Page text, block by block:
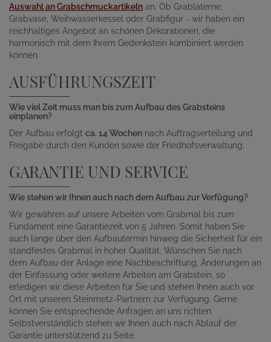
Auswahl an Grabschmuckartikeln an. Ob Grablaterne,
Grabvase, Weihwasserkessel oder Grabfigur - wir haben ein
reichhaltiges Angebot an schönen Dekorationen, die
harmonisch mit dem Ihrem Gedenkstein kombiniert werden
können.
AUSFÜHRUNGSZEIT
Wie viel Zeit muss man bis zum Aufbau des Grabsteins
einplanen?
Der Aufbau erfolgt ca. 14 Wochen nach Auftragserteilung und
Freigabe durch den Kunden sowie der Friedhofsverwaltung.
GARANTIE UND SERVICE
Wie stehen wir Ihnen auch nach dem Aufbau zur Verfügung?
Wir gewähren auf unsere Arbeiten vom Grabmal bis zum
Fundament eine Garantiezeit von 5 Jahren. Somit haben Sie
auch lange über den Aufbautermin hinweg die Sicherheit für ein
standfestes Grabmal in hoher Qualität. Wünschen Sie nach
dem Aufbau der Anlage eine Nachbeschriftung, Änderungen an
der Einfassung oder weitere Arbeiten am Grabstein, so
erledigen wir diese Arbeiten für Sie und stehen Ihnen auch vor
Ort mit unseren Steinmetz-Partnern zur Verfügung. Gerne
können Sie entsprechende Anfragen an uns richten.
Selbstverständlich stehen wir Ihnen auch nach Ablauf der
Garantie unterstützend zu Seite.